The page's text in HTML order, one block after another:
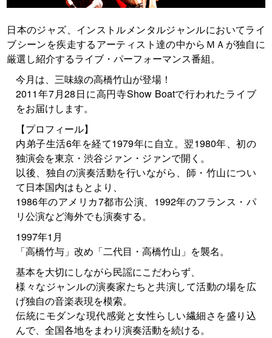
日本のジャズ、インストルメンタルジャンルにおいてライ
ブシーンを疾走するアーティスト達の中からＭＡが独自に
厳選し紹介するライブ・パーフォーマンス番組。
今月は、三味線の高橋竹山が登場！
2011年7月28日に高円寺Show Boatで行われたライブ
をお届けします。
【プロフィール】
内弟子生活6年を経て1979年に自立。翌1980年、初の
独演会を東京・渋谷ジァン・ジァンで開く。
以後、独自の演奏活動を行いながら、師・竹山につい
て日本国内はもとより、
1986年のアメリカ7都市公演、1992年のフランス・パ
リ公演など海外でも演奏する。
1997年1月
「高橋竹与」改め「二代目・高橋竹山」を襲名。
基本を大切にしながら民謡にこだわらず、
様々なジャンルの演奏家たちと共演して活動の場を広
げ独自の音楽表現を模索。
伝統にモダンな現代感覚と女性らしい繊細さを盛り込
んで、全国各地をまわり演奏活動を続ける。